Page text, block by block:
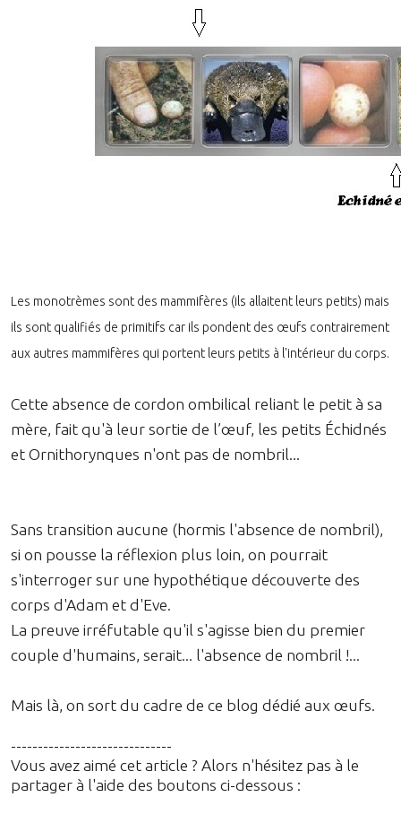
Les monotrèmes sont des mammifères (ils allaitent leurs petits) mais
ils sont qualifiés de primitifs car ils pondent des œufs contrairement
aux autres mammifères qui portent leurs petits à l'intérieur du corps.
Cette absence de cordon ombilical reliant le petit à sa
mère, fait qu'à leur sortie de l’œuf, les petits Échidnés
et Ornithorynques n'ont pas de nombril...
Sans transition aucune (hormis l'absence de nombril),
si on pousse la réflexion plus loin, on pourrait
s'interroger sur une hypothétique découverte des
corps d'Adam et d'Eve.
La preuve irréfutable qu'il s'agisse bien du premier
couple d'humains, serait... l'absence de nombril !...
Mais là, on sort du cadre de ce blog dédié aux œufs.
------------------------------
Vous avez aimé cet article ? Alors n'hésitez pas à le
partager à l'aide des boutons ci-dessous :